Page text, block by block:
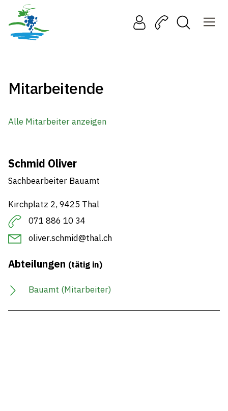
Mitarbeitende
Alle Mitarbeiter anzeigen
Schmid Oliver
Sachbearbeiter Bauamt
Kirchplatz 2, 9425 Thal
071 886 10 34
oliver.schmid@thal.ch
Abteilungen (tätig in)
Bauamt (Mitarbeiter)